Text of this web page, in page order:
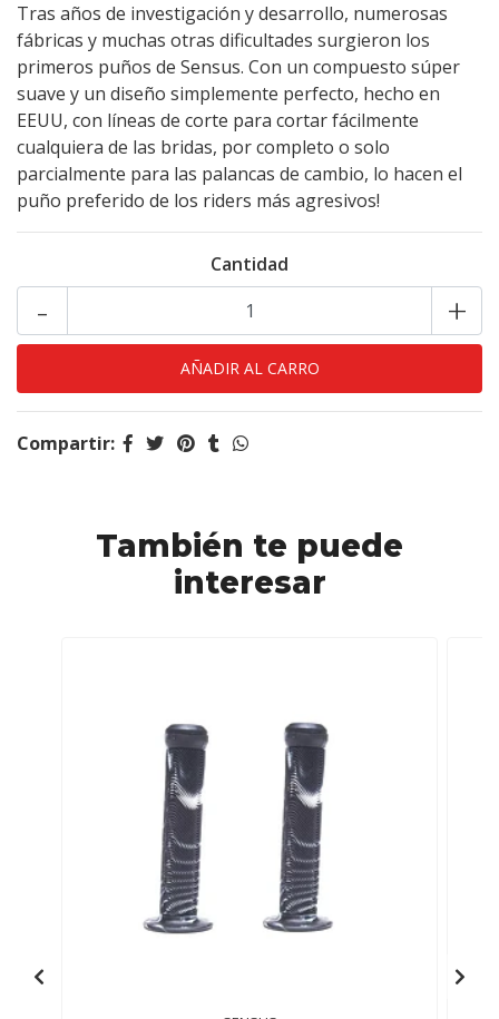
Tras años de investigación y desarrollo, numerosas
fábricas y muchas otras dificultades surgieron los
primeros puños de Sensus. Con un compuesto súper
suave y un diseño simplemente perfecto, hecho en
EEUU, con líneas de corte para cortar fácilmente
cualquiera de las bridas, por completo o solo
parcialmente para las palancas de cambio, lo hacen el
puño preferido de los riders más agresivos!
Cantidad
+
-
Compartir:
También te puede
interesar